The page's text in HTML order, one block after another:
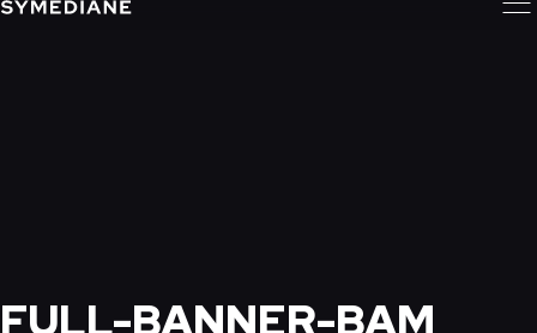
FULL-BANNER-BAM